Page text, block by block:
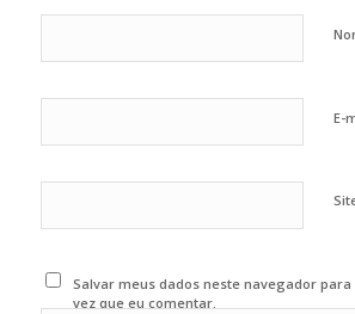
E-
Salvar meus dados neste navegador
vez que eu comentar.